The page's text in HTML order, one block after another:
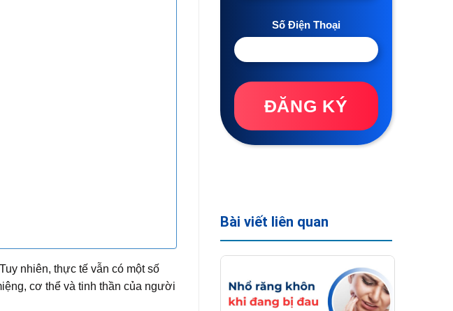
nhiên, thực tế vẫn có một số
cơ thể và tinh thần của người
Số Điện Thoại
ĐĂNG KÝ
Bài viết liên quan